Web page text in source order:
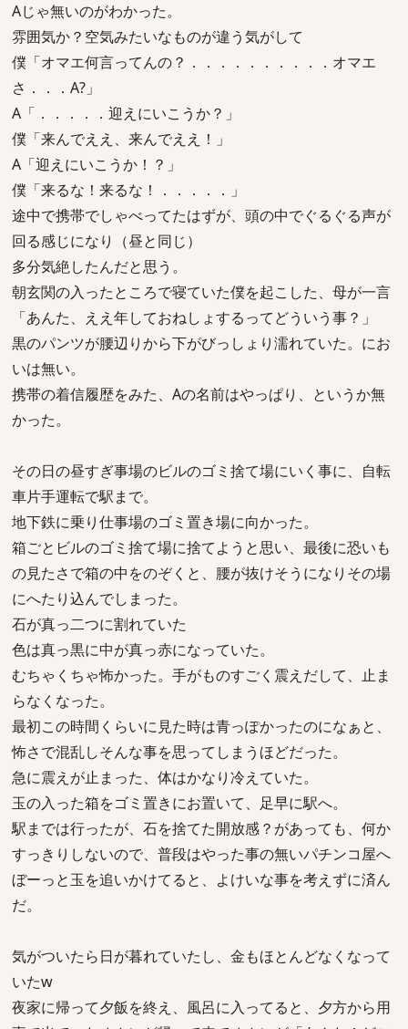
Aじゃ無いのがわかった。
雰囲気か？空気みたいなものが違う気がして
僕「オマエ何言ってんの？．．．．．．．．．．オマエ
さ．．．A?」
A「．．．．．迎えにいこうか？」
僕「来んでええ、来んでええ！」
A「迎えにいこうか！？」
僕「来るな！来るな！．．．．．」
途中で携帯でしゃべってたはずが、頭の中でぐるぐる声が
回る感じになり（昼と同じ）
多分気絶したんだと思う。
朝玄関の入ったところで寝ていた僕を起こした、母が一言
「あんた、ええ年しておねしょするってどういう事？」
黒のパンツが腰辺りから下がびっしょり濡れていた。にお
いは無い。
携帯の着信履歴をみた、Aの名前はやっぱり、というか無
かった。
その日の昼すぎ事場のビルのゴミ捨て場にいく事に、自転
車片手運転で駅まで。
地下鉄に乗り仕事場のゴミ置き場に向かった。
箱ごとビルのゴミ捨て場に捨てようと思い、最後に恐いも
の見たさで箱の中をのぞくと、腰が抜けそうになりその場
にへたり込んでしまった。
石が真っ二つに割れていた
色は真っ黒に中が真っ赤になっていた。
むちゃくちゃ怖かった。手がものすごく震えだして、止ま
らなくなった。
最初この時間くらいに見た時は青っぽかったのになぁと、
怖さで混乱しそんな事を思ってしまうほどだった。
急に震えが止まった、体はかなり冷えていた。
玉の入った箱をゴミ置きにお置いて、足早に駅へ。
駅までは行ったが、石を捨てた開放感？があっても、何か
すっきりしないので、普段はやった事の無いパチンコ屋へ
ぼーっと玉を追いかけてると、よけいな事を考えずに済ん
だ。
気がついたら日が暮れていたし、金もほとんどなくなって
いたw
夜家に帰って夕飯を終え、風呂に入ってると、夕方から用